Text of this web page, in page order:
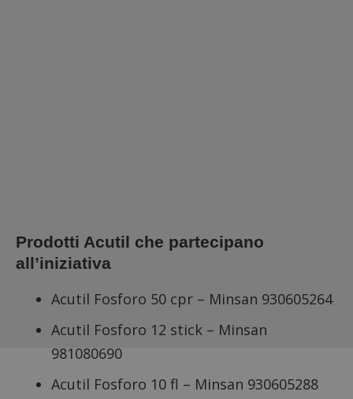
Prodotti Acutil che partecipano
all’iniziativa
Acutil Fosforo 50 cpr – Minsan 930605264
Acutil Fosforo 12 stick – Minsan
981080690
Acutil Fosforo 10 fl – Minsan 930605288